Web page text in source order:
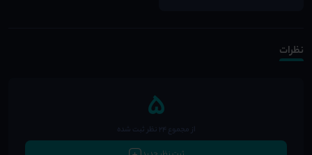
نظرات
5 از مجموع 24 نظر ثبت شده